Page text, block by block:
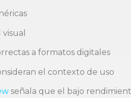
a formatos digitales
el contexto de uso
señala que el bajo